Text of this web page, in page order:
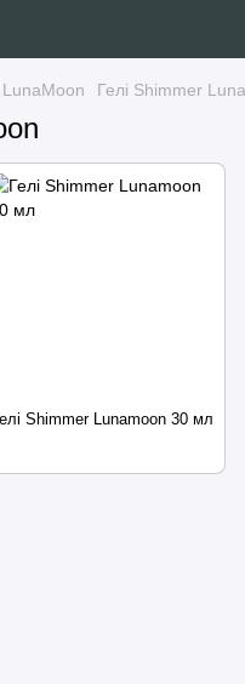
LunaMoon Гелі Shimmer
Shimmer Lunamoon 30 мл